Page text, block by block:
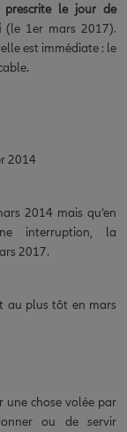
prescrite le jour de
(le 1er mars 2017).
est immédiate : le
2014
2014 mais qu’en
interruption, la
2017.
au plus tôt en mars
une chose volée par
ou de servir